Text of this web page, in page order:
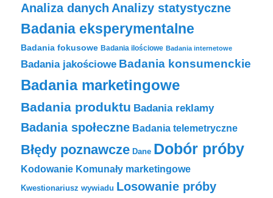
Analiza danych Analizy statystyczne
Badania eksperymentalne
Badania fokusowe Badania ilościowe Badania internetowe
Badania jakościowe Badania konsumenckie
Badania marketingowe
Badania produktu Badania reklamy
Badania społeczne Badania telemetryczne
Błędy poznawcze Dane Dobór próby
Kodowanie Komunały marketingowe
Kwestionariusz wywiadu Losowanie próby